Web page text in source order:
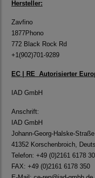
Hersteller:
Zavfino
1877Phono
772 Black Rock Rd
+1(902)701-9289
EC | RE Autorisierter
IAD GmbH
Anschrift:
IAD GmbH
Johann-Georg-Halske-
41352 Korschenbroich,
Telefon: +49 (0)2161 6178 30
FAX: +49 (0)2161 6178 350